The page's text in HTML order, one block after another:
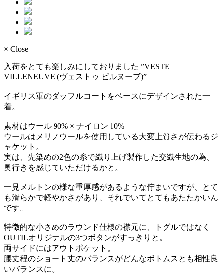
× Close
入荷をとても楽しみにしておりました ”VESTE
VILLENEUVE (ヴェストゥ ビルヌーブ)”
イギリス軍のダッフルコートをベースにデザインされた一
着。
素材はウール 90% × ナイロン 10%
ウールはメリノウールを使用している大変上質さが伝わるジ
ャケット。
実は、先染めの2色の糸で織り上げ製作した交織生地の為、
奥行きを感じていただけるかと。
一見メルトンの様な重厚感があるような佇まいですが、とて
も滑らかで軽やかさがあり、それでいてとてもあたたかいん
です。
特徴的な小さめのラウンド仕様の襟元に、トグルではなく
OUTILオリジナルの3つボタンがすっきりと。
両サイドにはアウトポケット。
腰丈程のショート丈のバランスがどんなボトムスとも相性良
いバランスに。